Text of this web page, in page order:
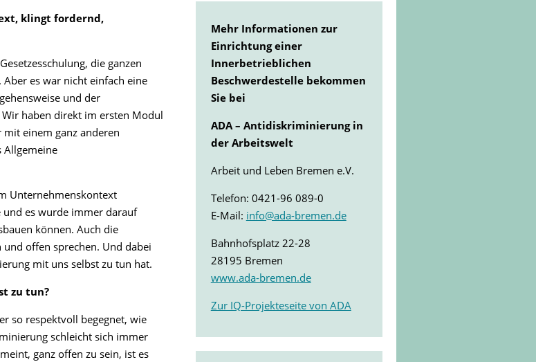
klingt fordernd,
die ganzen
es war nicht einfach eine
und der
haben direkt im ersten Modul
einem ganz anderen
Allgemeine
Unternehmenskontext
und es wurde immer darauf
können. Auch die
offen sprechen. Und dabei
mit uns selbst zu tun hat.
zu tun?
so respektvoll begegnet, wie
schleicht sich immer
ganz offen zu sein, ist es
Mehr Informationen zur
Einrichtung einer
Innerbetrieblichen
Beschwerdestelle bekommen
Sie bei
ADA – Antidiskriminierung in
der Arbeitswelt
Arbeit und Leben Bremen e.V.
Telefon: 0421-96 089-0
E-Mail: info@ada-bremen.de
Bahnhofsplatz 22-28
28195 Bremen
www.ada-bremen.de
Zur IQ-Projekteseite von ADA